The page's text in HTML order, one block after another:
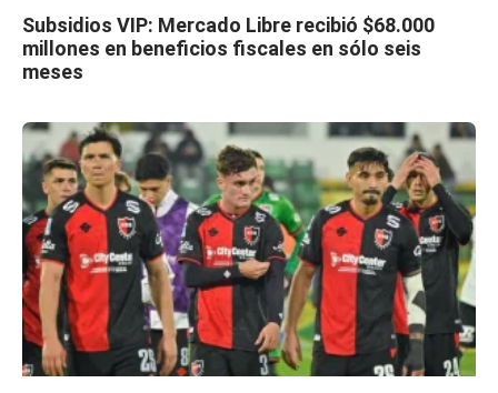
Subsidios VIP: Mercado Libre recibió $68.000
millones en beneficios fiscales en sólo seis
meses